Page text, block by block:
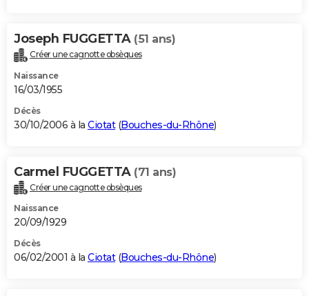
Joseph FUGGETTA (51 ans)
Créer une cagnotte obsèques
Naissance
16/03/1955
Décès
30/10/2006 à la Ciotat(Bouches-du-Rhône)
Carmel FUGGETTA (71 ans)
Créer une cagnotte obsèques
Naissance
20/09/1929
Décès
06/02/2001 à la Ciotat(Bouches-du-Rhône)